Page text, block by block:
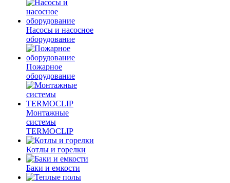
Насосы и насосное
оборудование
Пожарное
оборудование
Монтажные
системы
TERMOCLIP
Котлы и горелки
Баки и емкости